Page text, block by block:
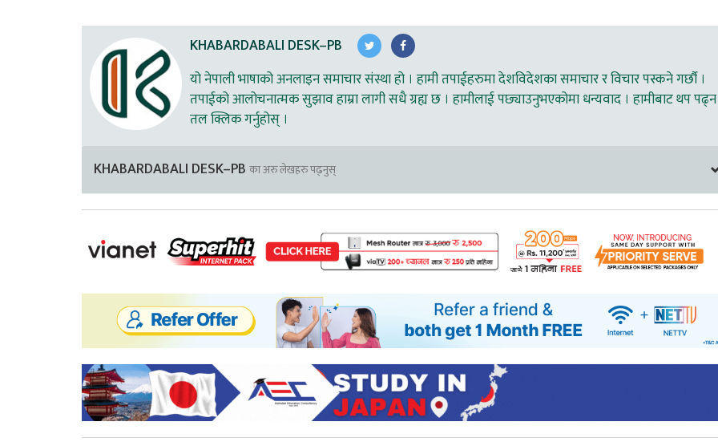
KHABARDABALI DESK–PB
यो नेपाली भाषाको अनलाइन समाचार संस्था हो । हामी तपाईहरुमा देशविदेशका समाचार र विचार पस्कने गर्छौ ।
तपाईको आलोचनात्मक सुझाव हाम्रा लागी सधै ग्रह्य छ । हामीलाई पछ्याउनुभएकोमा धन्यवाद । हामीबाट थप पढ्न
तल क्लिक गर्नुहोस् ।
KHABARDABALI DESK–PB का अरु लेखहरु पढ्नुस्